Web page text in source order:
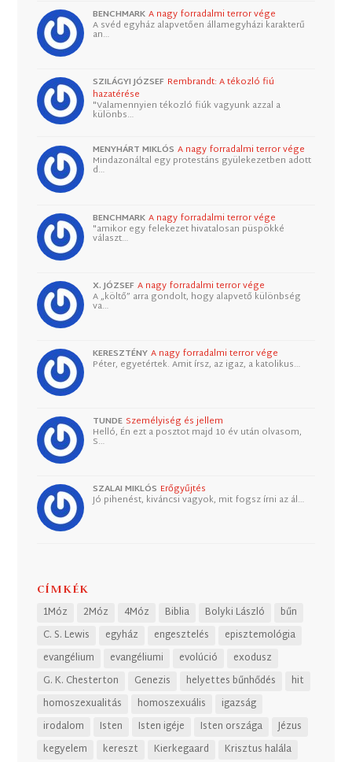
BENCHMARK A nagy forradalmi terror vége
A svéd egyház alapvetően államegyházi karakterű
an…
SZILÁGYI JÓZSEF Rembrandt: A tékozló fiú
hazatérése
"Valamennyien tékozló fiúk vagyunk azzal a
különbs…
MENYHÁRT MIKLÓS A nagy forradalmi terror vége
Mindazonáltal egy protestáns gyülekezetben adott
d…
BENCHMARK A nagy forradalmi terror vége
"amikor egy felekezet hivatalosan püspökké
választ…
X. JÓZSEF A nagy forradalmi terror vége
A „költő” arra gondolt, hogy alapvető különbség
va…
KERESZTÉNY A nagy forradalmi terror vége
Péter, egyetértek. Amit írsz, az igaz, a katolikus…
TUNDE Személyiség és jellem
Helló, Én ezt a posztot majd 10 év után olvasom,
S…
SZALAI MIKLÓS Erőgyűjtés
Jó pihenést, kiváncsi vagyok, mit fogsz írni az ál…
CÍMKÉK
1Móz 2Móz 4Móz Biblia Bolyki László
bűn
C. S. Lewis
egyház engesztelés
episztemológia
evangélium
evangéliumi evolúció
exodusz
G. K. Chesterton
Genezis helyettes bűnhődés
hit
homoszexualitás
homoszexuális
igazság
irodalom
Isten Isten igéje Isten országa
Jézus
kegyelem
kereszt Kierkegaard Krisztus halála